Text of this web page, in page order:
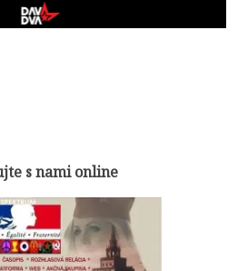
s nami online